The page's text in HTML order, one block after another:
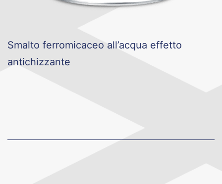
Smalto ferromicaceo all’acqua effetto
antichizzante